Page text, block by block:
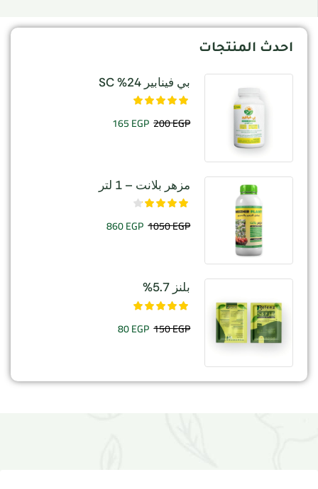
احدث المنتجات
بي فينابير 24% SC
200EGP
165EGP
مزهر بلانت – 1 لتر
1050EGP
860EGP
بلنز 5.7%
150EGP
80EGP